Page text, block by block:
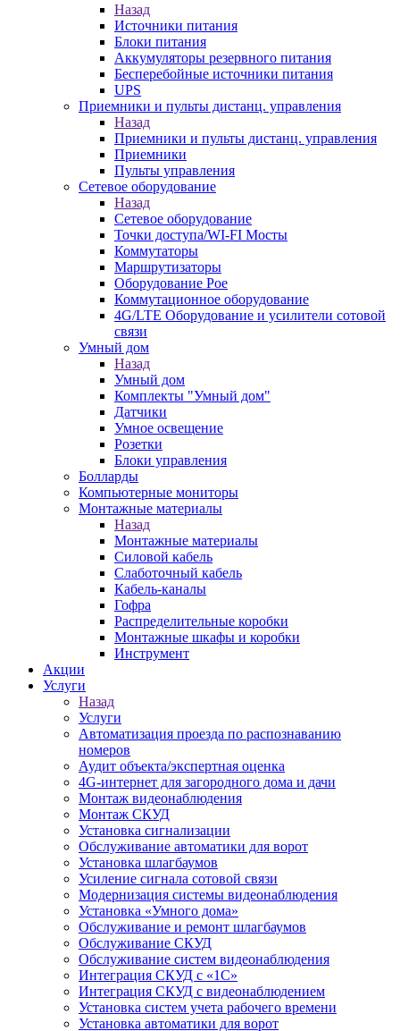
Назад
Источники питания
Блоки питания
Аккумуляторы резервного питания
Бесперебойные источники питания
UPS
Приемники и пульты дистанц. управления
Назад
Приемники и пульты дистанц. управления
Приемники
Пульты управления
Сетевое оборудование
Назад
Сетевое оборудование
Точки доступа/WI-FI Мосты
Коммутаторы
Маршрутизаторы
Оборудование Poe
Коммутационное оборудование
4G/LTE Оборудование и усилители сотовой
связи
Умный дом
Назад
Умный дом
Комплекты "Умный дом"
Датчики
Умное освещение
Розетки
Блоки управления
Болларды
Компьютерные мониторы
Монтажные материалы
Назад
Монтажные материалы
Силовой кабель
Слаботочный кабель
Кабель-каналы
Гофра
Распределительные коробки
Монтажные шкафы и коробки
Инструмент
Акции
Услуги
Назад
Услуги
Автоматизация проезда по распознаванию
номеров
Аудит объекта/экспертная оценка
4G-интернет для загородного дома и дачи
Монтаж видеонаблюдения
Монтаж СКУД
Установка сигнализации
Обслуживание автоматики для ворот
Установка шлагбаумов
Усиление сигнала сотовой связи
Модернизация системы видеонаблюдения
Установка «Умного дома»
Обслуживание и ремонт шлагбаумов
Обслуживание СКУД
Обслуживание систем видеонаблюдения
Интеграция СКУД с «1С»
Интеграция СКУД с видеонаблюдением
Установка систем учета рабочего времени
Установка автоматики для ворот